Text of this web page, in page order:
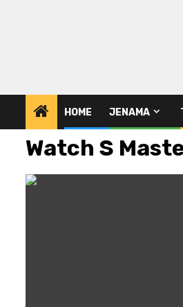
HOME JENAMA
Watch S